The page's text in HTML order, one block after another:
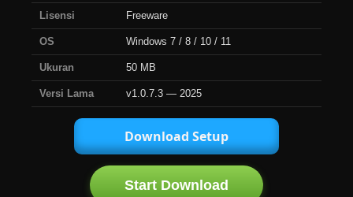
Lisensi Freeware
OS Windows 7 / 8 / 10 / 11
Ukuran 50 MB
Versi Lama v1.0.7.3 — 2025
Download Setup
Start Download